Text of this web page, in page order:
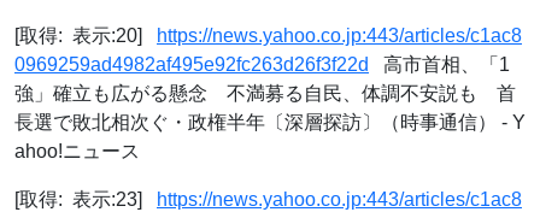
[取得: 表示:20]
https://news.yahoo.co.jp:443/articles/c1ac8
0969259ad4982af495e92fc263d26f3f22d
高市首相、「1
強」確立も広がる懸念 不満募る自民、体調不安説も 首
長選で敗北相次ぐ・政権半年〔深層探訪〕（時事通信） - Y
ahoo!ニュース
[取得: 表示:23]
https://news.yahoo.co.jp:443/articles/c1ac8